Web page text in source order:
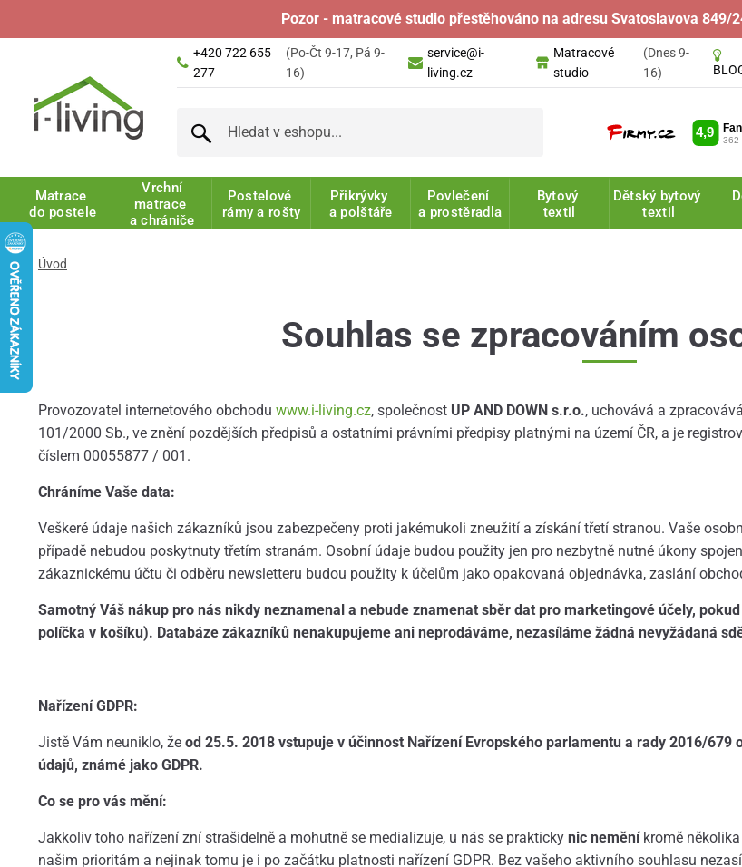
Pozor - matracové studio přestěhováno na adresu Svatoslavova 849/
+420 722 655
277
(Po-Čt 9-17, Pá 9-
16)
service@i-
living.cz
Matracové
studio
(Dnes 9-
16)
Matrace
do postele
Vrchní
matrace
a chrániče
Postelové
rámy a rošty
Přikrývky
a polštáře
Povlečení
a prostěradla
Bytový
textil
Dětský bytový
textil
Úvod
Souhlas se zpracováním
Provozovatel internetového obchodu www.i-living.cz, společnost UP AND DOWN s.r.o., uchovává a
101/2000 Sb., ve znění pozdějších předpisů a ostatními právními předpisy platnými na území ČR, a je
číslem 00055877 / 001.
Chráníme Vaše data:
Veškeré údaje našich zákazníků jsou zabezpečeny proti jakémukoli zneužití a získání třetí stranou. Vaše
případě nebudou poskytnuty třetím stranám. Osobní údaje budou použity jen pro nezbytně nutné úkony
zákaznickému účtu či odběru newsletteru budou použity k účelům jako opakovaná objednávka, zaslání
Samotný Váš nákup pro nás nikdy neznamenal a nebude znamenat sběr dat pro marketingové účely,
políčka v košíku). Databáze zákazníků nenakupujeme ani neprodáváme, nezasíláme žádná nevyžádaná
Nařízení GDPR:
Jistě Vám neuniklo, že od 25.5. 2018 vstupuje v účinnost Nařízení Evropského parlamentu a rady 2016/
údajů, známé jako GDPR.
Co se pro vás mění:
Jakkoliv toho nařízení zní strašidelně a mohutně se medializuje, u nás se prakticky nic neměníkromě
našim prioritám a nejinak tomu je i po začátku platnosti nařízení GDPR. Bez vašeho aktivního souhlasu